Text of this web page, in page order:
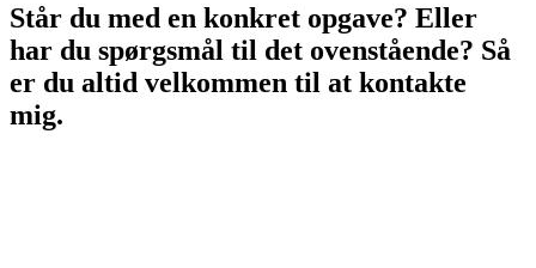
Står du med en konkret opgave? Eller
har du spørgsmål til det ovenstående? Så
er du altid velkommen til at kontakte
mig.